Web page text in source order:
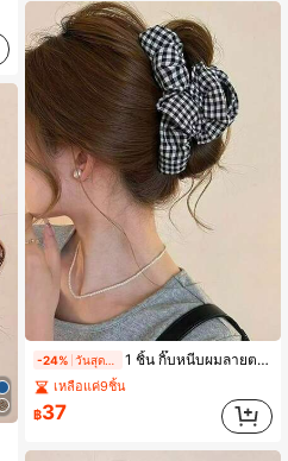
-24% 1 ชิ้น กิ๊บหนีบผมลายตารางสีดำและขาว, กิ๊บหนีบผมลายตารางโบว์, อุปกรณ์เสริมผมที่หรูหราสำหรับผู้หญิง กิ๊บผมสำหรับวันหยุดชายหาด
เหลือแค่9ชิ้น
฿37